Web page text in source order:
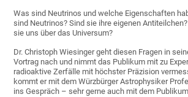
Was sind Neutrinos und welche Eigenschaften
sind Neutrinos? Sind sie ihre eigenen
sie uns über das Universum?
Dr. Christoph Wiesinger geht diesen Fragen in
Vortrag nach und nimmt das Publikum mit zu
radioaktive Zerfälle mit höchster Präzision
kommt er mit dem Würzbürger Astrophysiker
ins Gespräch – sehr gerne auch mit dem